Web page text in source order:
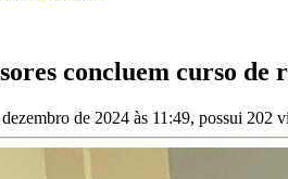
concluem curso
de 2024 às 11:49, possui 202